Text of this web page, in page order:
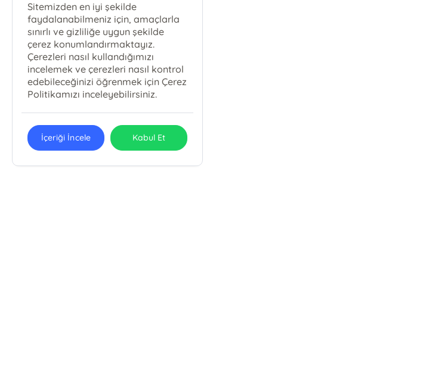
Sitemizden en iyi şekilde
faydalanabilmeniz için, amaçlarla
sınırlı ve gizliliğe uygun şekilde
çerez konumlandırmaktayız.
Çerezleri nasıl kullandığımızı
incelemek ve çerezleri nasıl kontrol
edebileceğinizi öğrenmek için Çerez
Politikamızı inceleyebilirsiniz.
İçeriği İncele Kabul Et